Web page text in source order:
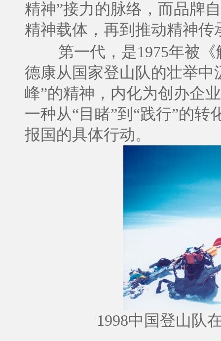
精神”接力的脉络，而品牌
精神载体，再到推动精神传
第一代，是1975年被
德康从国家登山队的壮举中
峰”的精神，内化为创办企
一种从“目睹”到“践行”的
报国的具体行动。
1998中国登山队